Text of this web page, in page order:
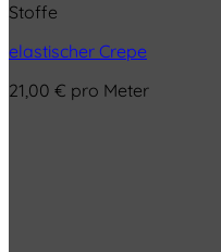
Stoffe
elastischer Crepe
21,00 € pro Meter